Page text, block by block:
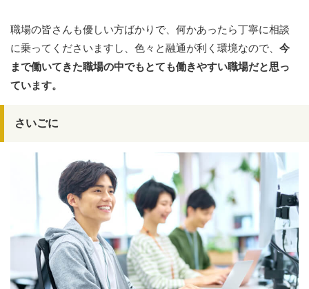
職場の皆さんも優しい方ばかりで、何かあったら丁寧に相談
に乗ってくださいますし、色々と融通が利く環境なので、 今
まで働いてきた職場の中でもとても働きやすい職場だと思っ
ています。
さいごに